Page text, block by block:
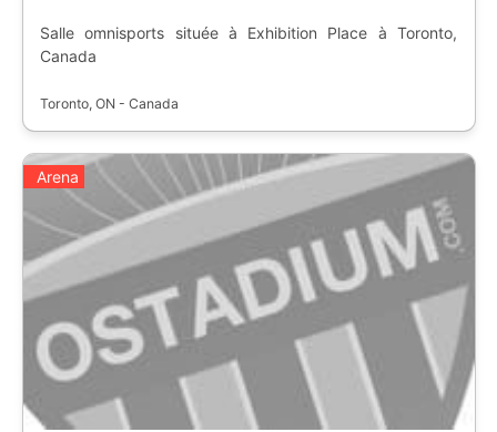
Salle omnisports située à Exhibition Place à Toronto,
Canada
Toronto, ON - Canada
Arena